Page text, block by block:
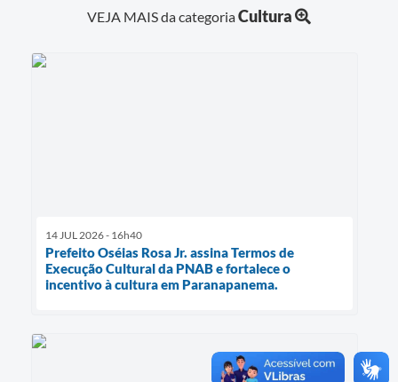
VEJA MAIS da categoriaCultura
14 JUL 2026 - 16h40
Prefeito Oséias Rosa Jr. assina Termos de
Execução Cultural da PNAB e fortalece o
incentivo à cultura em Paranapanema.